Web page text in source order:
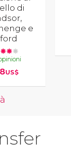
di
e
US$